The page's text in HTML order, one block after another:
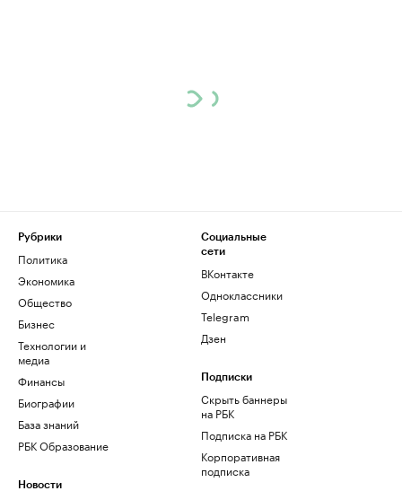
Рубрики
Политика
Экономика
Общество
Бизнес
Технологии и
медиа
Финансы
Биографии
База знаний
РБК Образование
Новости
Социальные
сети
ВКонтакте
Одноклассники
Telegram
Дзен
Подписки
Скрыть баннеры
на РБК
Подписка на РБК
Корпоративная
подписка